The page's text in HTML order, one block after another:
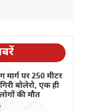
मार्ग पर 250 मीटर
बोलेरो, एक ही
की मौत